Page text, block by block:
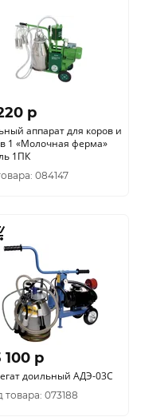
p
аппарат для коров и
в 1 «Молочная ферма»
1ПК
084147
100 p
доильный АДЭ-03С
товара: 073188